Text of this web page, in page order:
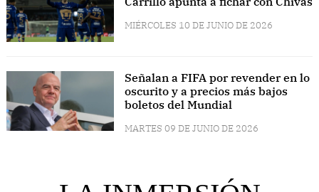
MIÉRCOLES 10 DE JUNIO DE 2026
Señalan a FIFA por revender en lo
oscurito y a precios más bajos
boletos del Mundial
MARTES 09 DE JUNIO DE 2026